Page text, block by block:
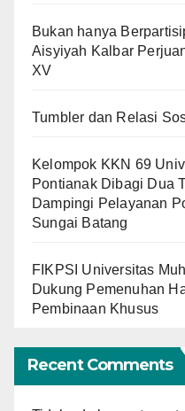
Bukan hanya
Aisyiyah Kalbar
XV
Tumbler dan Relasi
Kelompok KKN 69
Pontianak Dibagi Dua
Dampingi Pelayanan
Sungai Batang
FIKPSI Universitas
Dukung Pemenuhan
Pembinaan Khusus
Recent Comments